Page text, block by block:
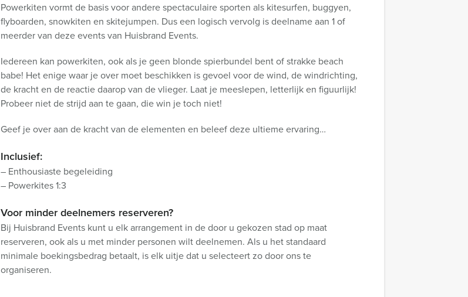
Powerkiten vormt de basis voor andere spectaculaire sporten als kitesurfen, buggyen,
flyboarden, snowkiten en skitejumpen. Dus een logisch vervolg is deelname aan 1 of
meerder van deze events van Huisbrand Events.
Iedereen kan powerkiten, ook als je geen blonde spierbundel bent of strakke beach
babe! Het enige waar je over moet beschikken is gevoel voor de wind, de windrichting,
de kracht en de reactie daarop van de vlieger. Laat je meeslepen, letterlijk en figuurlijk!
Probeer niet de strijd aan te gaan, die win je toch niet!
Geef je over aan de kracht van de elementen en beleef deze ultieme ervaring…
Inclusief:
– Enthousiaste begeleiding
– Powerkites 1:3
Voor minder deelnemers reserveren?
Bij Huisbrand Events kunt u elk arrangement in de door u gekozen stad op maat
reserveren, ook als u met minder personen wilt deelnemen. Als u het standaard
minimale boekingsbedrag betaalt, is elk uitje dat u selecteert zo door ons te
organiseren.